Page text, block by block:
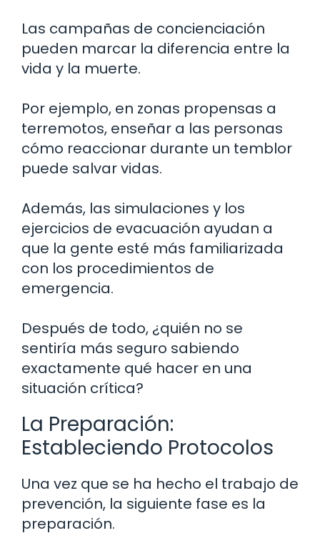
Las campañas de concienciación
pueden marcar la diferencia entre la
vida y la muerte.
Por ejemplo, en zonas propensas a
terremotos, enseñar a las personas
cómo reaccionar durante un temblor
puede salvar vidas.
Además, las simulaciones y los
ejercicios de evacuación ayudan a
que la gente esté más familiarizada
con los procedimientos de
emergencia.
Después de todo, ¿quién no se
sentiría más seguro sabiendo
exactamente qué hacer en una
situación crítica?
La Preparación:
Estableciendo Protocolos
Una vez que se ha hecho el trabajo de
prevención, la siguiente fase es la
preparación.